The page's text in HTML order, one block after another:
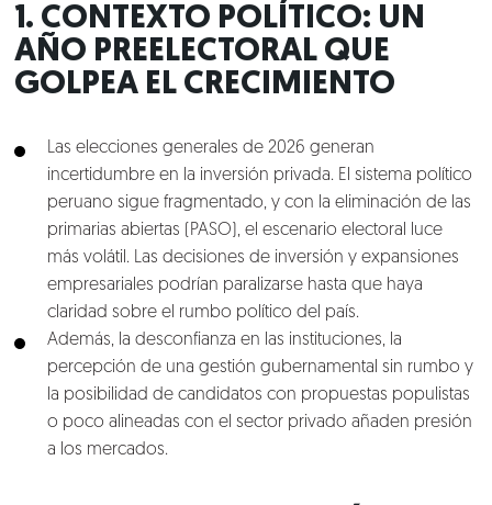
1. CONTEXTO POLÍTICO: UN
AÑO PREELECTORAL QUE
GOLPEA EL CRECIMIENTO
Las elecciones generales de 2026 generan
incertidumbre en la inversión privada. El sistema político
peruano sigue fragmentado, y con la eliminación de las
primarias abiertas (PASO), el escenario electoral luce
más volátil. Las decisiones de inversión y expansiones
empresariales podrían paralizarse hasta que haya
claridad sobre el rumbo político del país.
Además, la desconfianza en las instituciones, la
percepción de una gestión gubernamental sin rumbo y
la posibilidad de candidatos con propuestas populistas
o poco alineadas con el sector privado añaden presión
a los mercados.